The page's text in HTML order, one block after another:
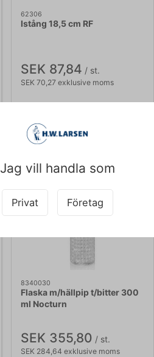
Jag vill handla som
Privat Företag
62306
Istång 18,5 cm RF
SEK 87,84 / st.
SEK 70,27 exklusive moms
Ca. 8 i lager- Leverans: 2-3
dagar
8340030
Flaska m/hällpip t/bitter 300
ml Nocturn
SEK 355,80 / st.
SEK 284,64 exklusive moms